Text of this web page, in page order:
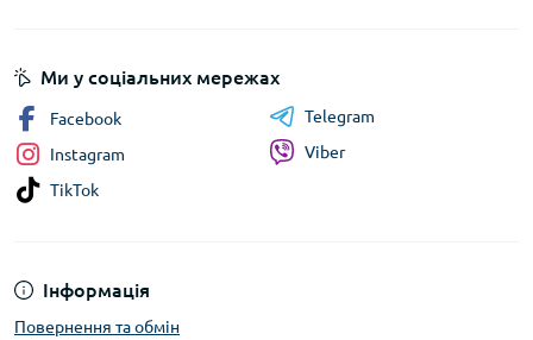
Інформація
Повернення та обмін
Ми у соціальних мережах
Facebook
Instagram
TikTok
Telegram
Viber